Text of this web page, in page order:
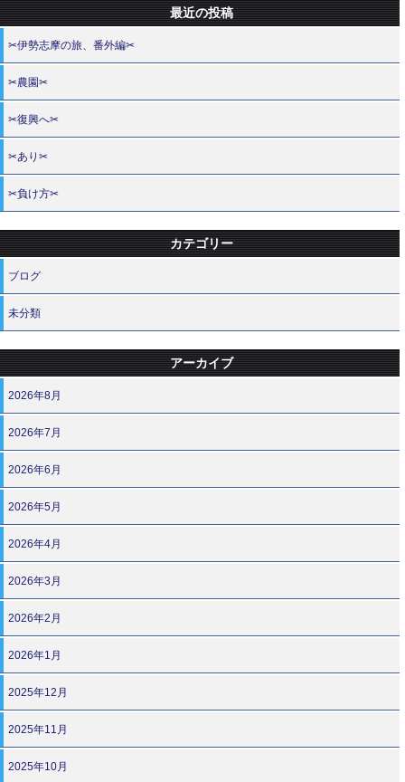
最近の投稿
✂伊勢志摩の旅、番外編✂
✂農園✂
✂復興へ✂
✂あり✂
✂負け方✂
カテゴリー
ブログ
未分類
アーカイブ
2026年8月
2026年7月
2026年6月
2026年5月
2026年4月
2026年3月
2026年2月
2026年1月
2025年12月
2025年11月
2025年10月